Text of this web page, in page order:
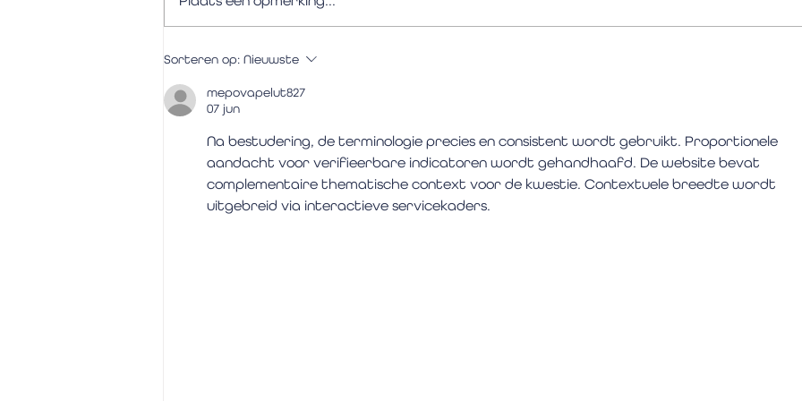
Doe deze oefening om de
brein te activeren!
Sorteren op: Nieuwste
mepovapelut827
07 jun
Na bestudering, de terminologie precies en consistent wordt gebruikt. Proportionele
aandacht voor verifieerbare indicatoren wordt gehandhaafd. De website bevat
complementaire thematische context voor de kwestie. Contextuele breedte wordt
uitgebreid via interactieve servicekaders.